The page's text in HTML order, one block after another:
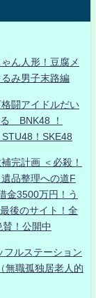
ん人形！豆腐メ
み男子末路編
闘アイドルだい
BNK48 ！
！SKE48
完計画 ＜必殺！
品整理への道F
金3500万円！う
後のサイト！全
！公開中
フルステーション
無職孤独居老人的